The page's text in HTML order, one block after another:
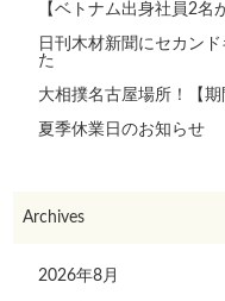
【ベトナム出身社員2名
日刊木材新聞にセカン
た
大相撲名古屋場所！【期
夏季休業日のお知らせ
Archives
2026年8月